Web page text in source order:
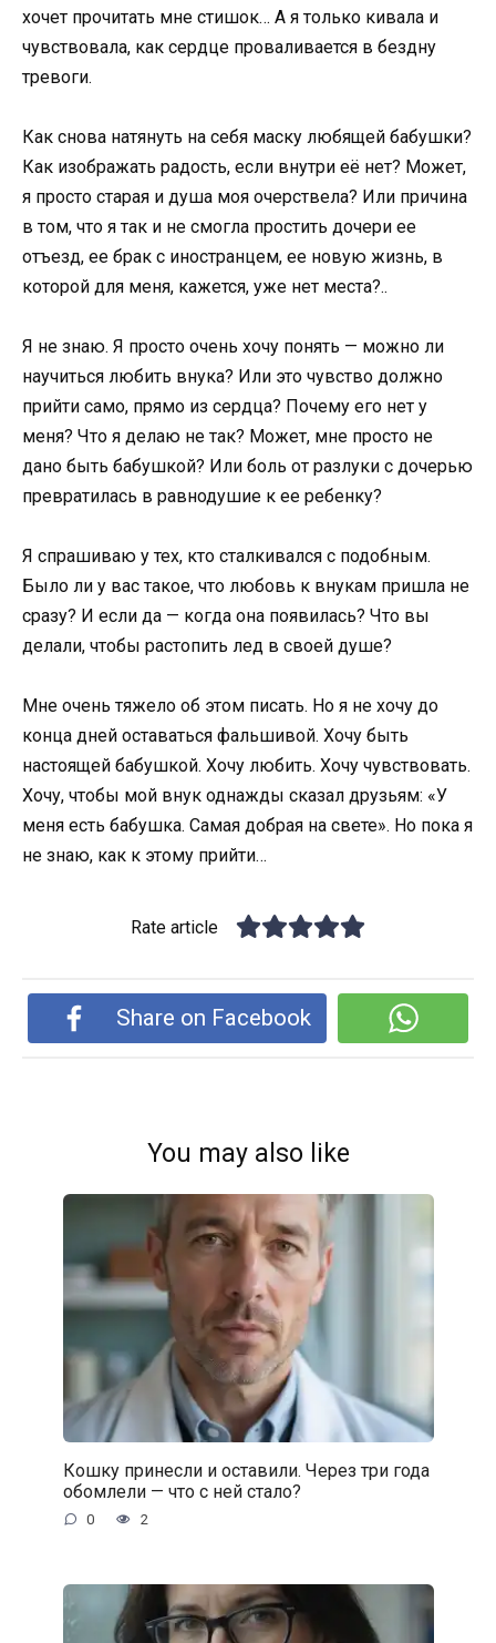
хочет прочитать мне стишок… А я только кивала и
чувствовала, как сердце проваливается в бездну
тревоги.
Как снова натянуть на себя маску любящей бабушки?
Как изображать радость, если внутри её нет? Может,
я просто старая и душа моя очерствела? Или причина
в том, что я так и не смогла простить дочери ее
отъезд, ее брак с иностранцем, ее новую жизнь, в
которой для меня, кажется, уже нет места?..
Я не знаю. Я просто очень хочу понять — можно ли
научиться любить внука? Или это чувство должно
прийти само, прямо из сердца? Почему его нет у
меня? Что я делаю не так? Может, мне просто не
дано быть бабушкой? Или боль от разлуки с дочерью
превратилась в равнодушие к ее ребенку?
Я спрашиваю у тех, кто сталкивался с подобным.
Было ли у вас такое, что любовь к внукам пришла не
сразу? И если да — когда она появилась? Что вы
делали, чтобы растопить лед в своей душе?
Мне очень тяжело об этом писать. Но я не хочу до
конца дней оставаться фальшивой. Хочу быть
настоящей бабушкой. Хочу любить. Хочу чувствовать.
Хочу, чтобы мой внук однажды сказал друзьям: «У
меня есть бабушка. Самая добрая на свете». Но пока я
не знаю, как к этому прийти…
Rate article
Share on Facebook
You may also like
Кошку принесли и оставили. Через три года
обомлели — что с ней стало?
0 2